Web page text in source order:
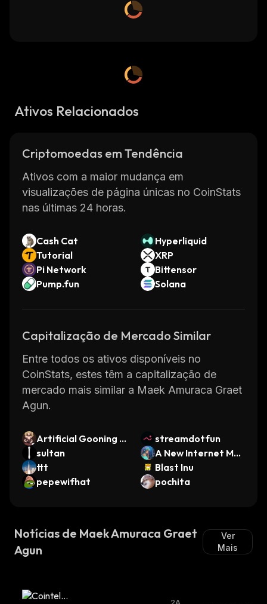
Ativos Relacionados
Criptomoedas em Tendência
Ativos com a maior mudança em
visualizações de página únicas no CoinStats
nas últimas 24 horas.
Cash Cat
Hyperliquid
Tutorial
XRP
Pi Network
Bittensor
Pump.fun
Solana
Capitalização de Mercado Similar
Entre todos os ativos disponíveis no
CoinStats, estes têm a capitalização de
mercado mais similar a Maek Amuraca Graet
Agun.
Artificial Gooning I
ntelligence
streamdotfun
sultan
A New Internet Mon
ey Era
ttt
Blast Inu
pepewifhat
pochita
Notícias de Maek Amuraca Graet
Agun
Ver
Mais